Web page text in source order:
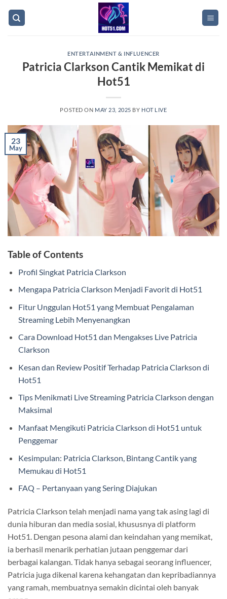
ENTERTAINMENT & INFLUENCER
Patricia Clarkson Cantik Memikat di
Hot51
POSTED ON MAY 23, 2025 BY HOT LIVE
23
May
Table of Contents
Profil Singkat Patricia Clarkson
Mengapa Patricia Clarkson Menjadi Favorit di Hot51
Fitur Unggulan Hot51 yang Membuat Pengalaman
Streaming Lebih Menyenangkan
Cara Download Hot51 dan Mengakses Live Patricia
Clarkson
Kesan dan Review Positif Terhadap Patricia Clarkson di
Hot51
Tips Menikmati Live Streaming Patricia Clarkson dengan
Maksimal
Manfaat Mengikuti Patricia Clarkson di Hot51 untuk
Penggemar
Kesimpulan: Patricia Clarkson, Bintang Cantik yang
Memukau di Hot51
FAQ – Pertanyaan yang Sering Diajukan
Patricia Clarkson telah menjadi nama yang tak asing lagi di
dunia hiburan dan media sosial, khususnya di platform
Hot51. Dengan pesona alami dan keindahan yang memikat,
ia berhasil menarik perhatian jutaan penggemar dari
berbagai kalangan. Tidak hanya sebagai seorang influencer,
Patricia juga dikenal karena kehangatan dan kepribadiannya
yang ramah, membuatnya semakin dicintai oleh banyak